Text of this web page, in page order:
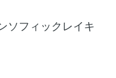
ソフィックレイキ